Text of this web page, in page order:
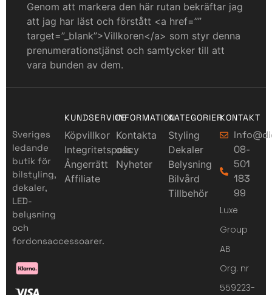
Genom att markera den här rutan bekräftar jag
att jag har läst och förstått <a href=””
target=”_blank”>Villkoren</a> som styr denna
prenumerationstjänst och samtycker till att
vara bunden av dem.
Sveriges
ledande
butik för
bilstyling,
dekaler,
LED-
belysning
och
fordonsaccessoarer.
KUNDSERVICE
Köpvillkor
Integritetspolicy
Ångerrätt
Affiliate
INFORMATION
Kontakta
oss
Nyheter
KATEGORIER
Styling
Dekaler
Belysning
Bilvård
Tillbehör
KONTAKT
08-
501
183
99
Luxe
Group
AB
Org. nr
559223-